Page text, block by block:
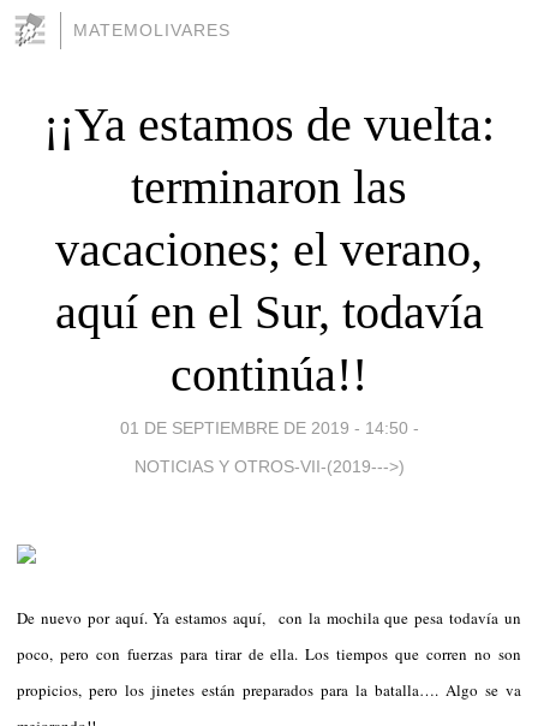
MATEMOLIVARES
¡¡Ya estamos de vuelta:
terminaron las
vacaciones; el verano,
aquí en el Sur, todavía
continúa!!
01 DE SEPTIEMBRE DE 2019 - 14:50 -
NOTICIAS Y OTROS-VII-(2019--->)
De nuevo por aquí. Ya estamos aquí, con la mochila que pesa todavía un
poco, pero con fuerzas para tirar de ella. Los tiempos que corren no son
propicios, pero los jinetes están preparados para la batalla…. Algo se va